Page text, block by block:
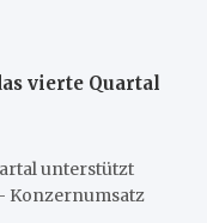
vierte Quartal
unterstützt
Konzernumsatz